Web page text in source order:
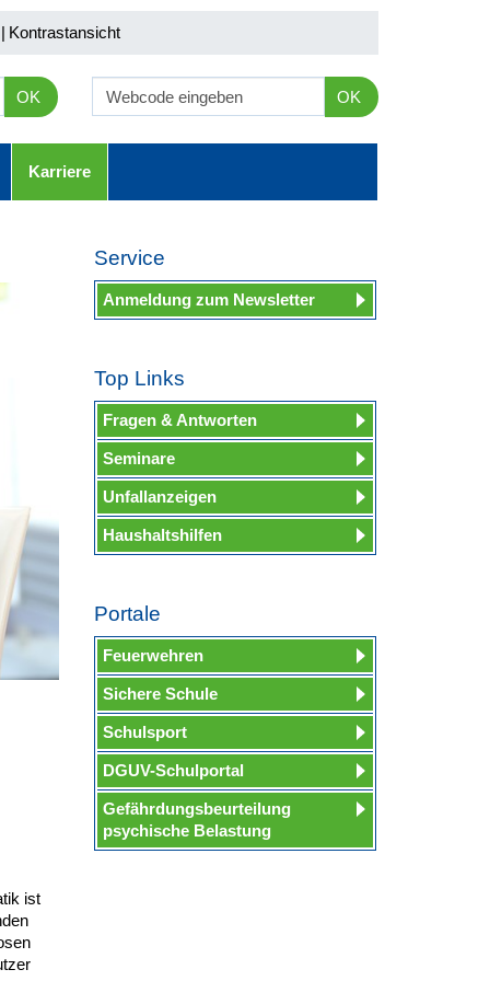
Kontrastansicht
OK OK
Karriere
ist
Service
Anmeldung zum Newsletter
Top Links
Fragen & Antworten
Seminare
Unfallanzeigen
Haushaltshilfen
Portale
Feuerwehren
Sichere Schule
Schulsport
DGUV-Schulportal
Gefährdungsbeurteilung
psychische Belastung